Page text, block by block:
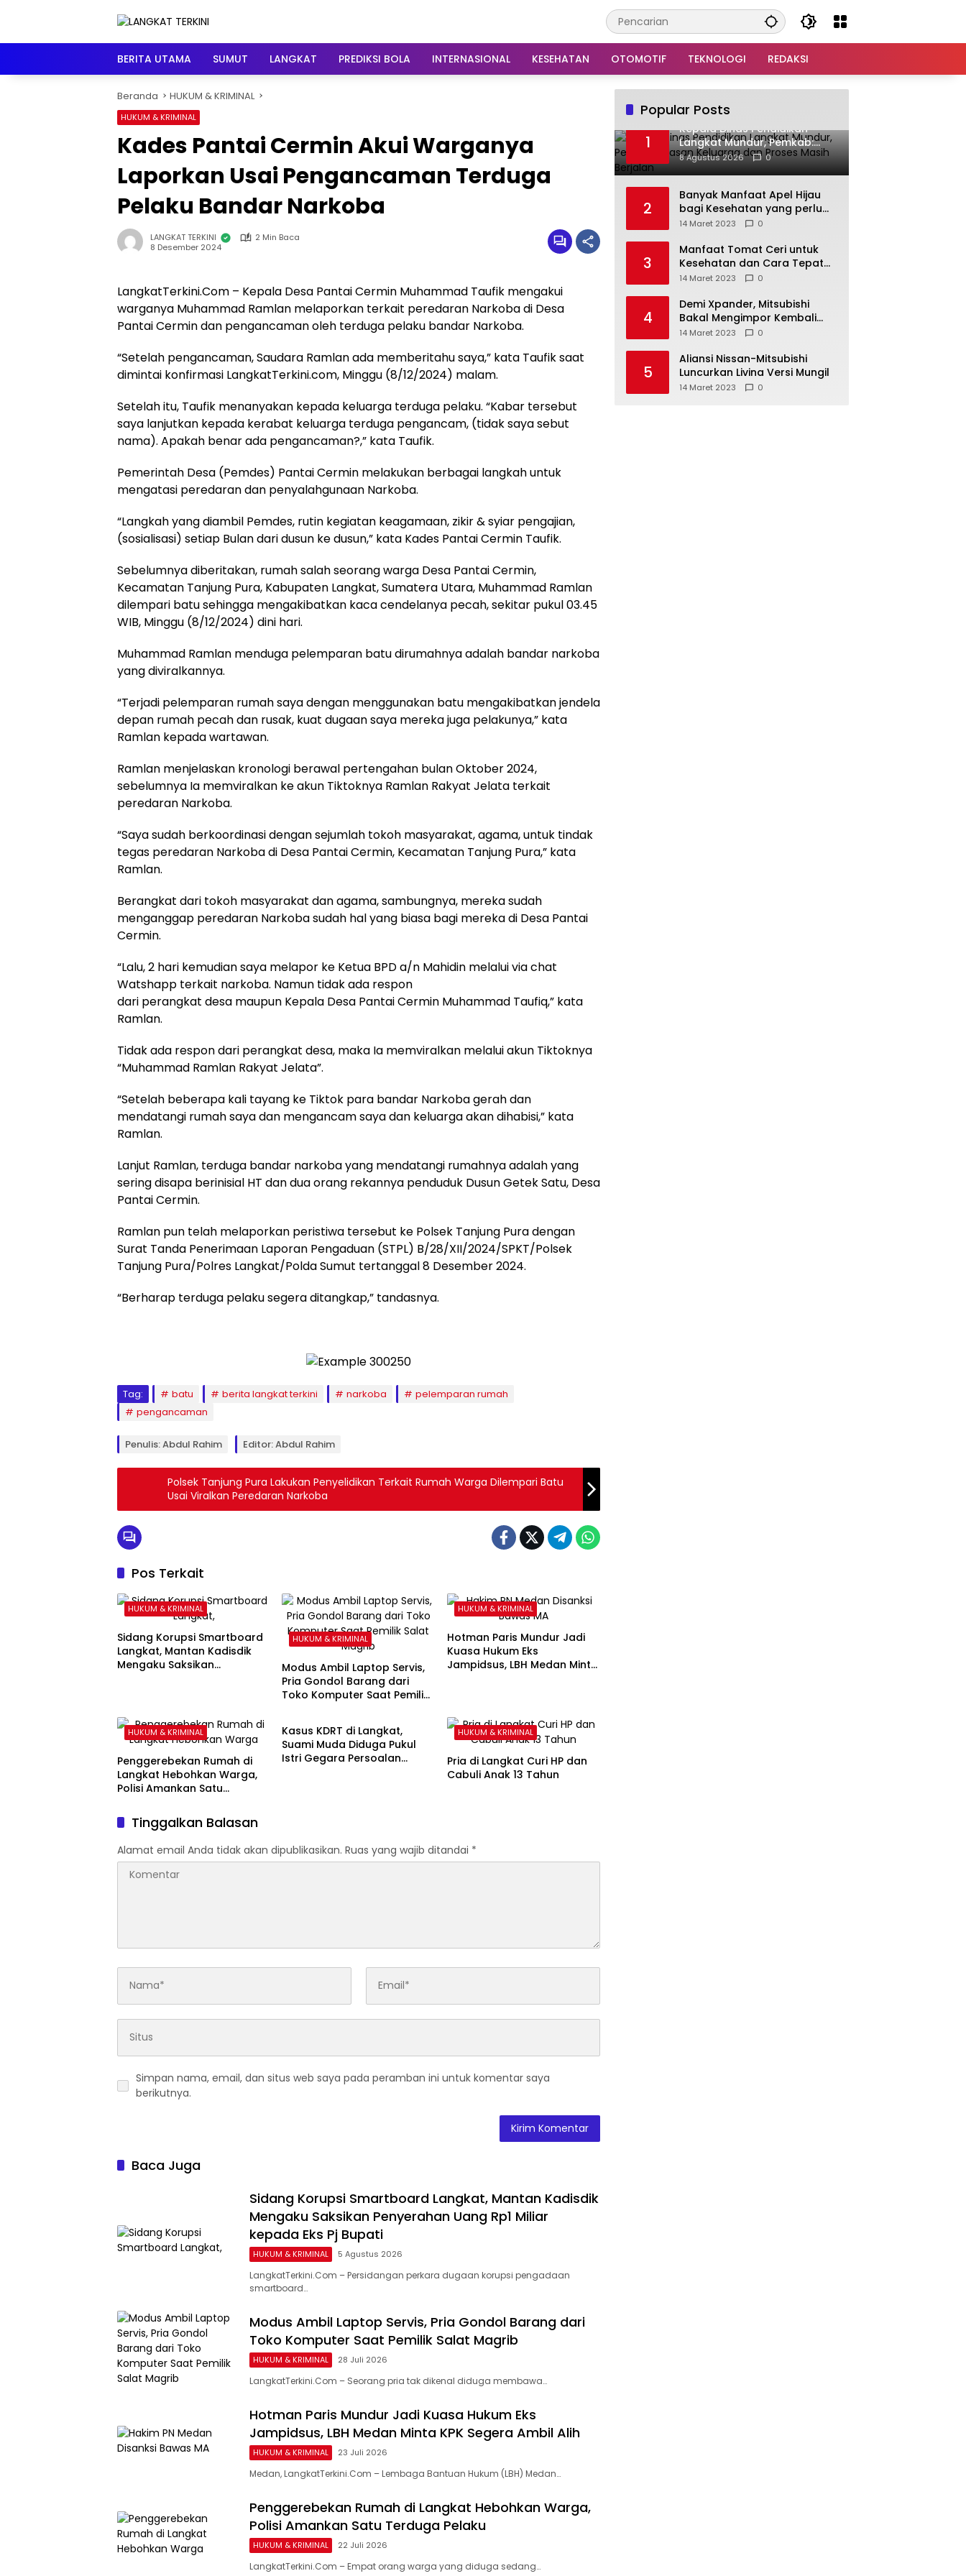
BERITA UTAMA
SUMUT LANGKAT PREDIKSI BOLA INTERNASIONAL KESEHATAN OTOMOTIF TEKNOLOGI REDAKSI
Beranda HUKUM & KRIMINAL
HUKUM & KRIMINAL
Kades Pantai Cermin Akui Warganya
Laporkan Usai Pengancaman Terduga
Pelaku Bandar Narkoba
LANGKAT TERKINI
2 Min Baca
8 Desember 2024
LangkatTerkini.Com – Kepala Desa Pantai Cermin Muhammad Taufik mengakui
warganya Muhammad Ramlan melaporkan terkait peredaran Narkoba di Desa
Pantai Cermin dan pengancaman oleh terduga pelaku bandar Narkoba.
“Setelah pengancaman, Saudara Ramlan ada memberitahu saya,” kata Taufik saat
dimintai konfirmasi LangkatTerkini.com, Minggu (8/12/2024) malam.
Setelah itu, Taufik menanyakan kepada keluarga terduga pelaku. “Kabar tersebut
saya lanjutkan kepada kerabat keluarga terduga pengancam, (tidak saya sebut
nama). Apakah benar ada pengancaman?,” kata Taufik.
Pemerintah Desa (Pemdes) Pantai Cermin melakukan berbagai langkah untuk
mengatasi peredaran dan penyalahgunaan Narkoba.
“Langkah yang diambil Pemdes, rutin kegiatan keagamaan, zikir & syiar pengajian,
(sosialisasi) setiap Bulan dari dusun ke dusun,” kata Kades Pantai Cermin Taufik.
Sebelumnya diberitakan, rumah salah seorang warga Desa Pantai Cermin,
Kecamatan Tanjung Pura, Kabupaten Langkat, Sumatera Utara, Muhammad Ramlan
dilempari batu sehingga mengakibatkan kaca cendelanya pecah, sekitar pukul 03.45
WIB, Minggu (8/12/2024) dini hari.
Muhammad Ramlan menduga pelemparan batu dirumahnya adalah bandar narkoba
yang diviralkannya.
“Terjadi pelemparan rumah saya dengan menggunakan batu mengakibatkan jendela
depan rumah pecah dan rusak, kuat dugaan saya mereka juga pelakunya,” kata
Ramlan kepada wartawan.
Ramlan menjelaskan kronologi berawal pertengahan bulan Oktober 2024,
sebelumnya Ia memviralkan ke akun Tiktoknya Ramlan Rakyat Jelata terkait
peredaran Narkoba.
“Saya sudah berkoordinasi dengan sejumlah tokoh masyarakat, agama, untuk tindak
tegas peredaran Narkoba di Desa Pantai Cermin, Kecamatan Tanjung Pura,” kata
Ramlan.
Berangkat dari tokoh masyarakat dan agama, sambungnya, mereka sudah
menganggap peredaran Narkoba sudah hal yang biasa bagi mereka di Desa Pantai
Cermin.
“Lalu, 2 hari kemudian saya melapor ke Ketua BPD a/n Mahidin melalui via chat
Watshapp terkait narkoba. Namun tidak ada respon
dari perangkat desa maupun Kepala Desa Pantai Cermin Muhammad Taufiq,” kata
Ramlan.
Tidak ada respon dari perangkat desa, maka Ia memviralkan melalui akun Tiktoknya
“Muhammad Ramlan Rakyat Jelata”.
“Setelah beberapa kali tayang ke Tiktok para bandar Narkoba gerah dan
mendatangi rumah saya dan mengancam saya dan keluarga akan dihabisi,” kata
Ramlan.
Lanjut Ramlan, terduga bandar narkoba yang mendatangi rumahnya adalah yang
sering disapa berinisial HT dan dua orang rekannya penduduk Dusun Getek Satu, Desa
Pantai Cermin.
Ramlan pun telah melaporkan peristiwa tersebut ke Polsek Tanjung Pura dengan
Surat Tanda Penerimaan Laporan Pengaduan (STPL) B/28/XII/2024/SPKT/Polsek
Tanjung Pura/Polres Langkat/Polda Sumut tertanggal 8 Desember 2024.
“Berharap terduga pelaku segera ditangkap,” tandasnya.
Tag: batu berita langkat terkini narkoba
pelemparan rumah
pengancaman
Penulis: Abdul Rahim Editor: Abdul Rahim
Polsek Tanjung Pura Lakukan Penyelidikan Terkait Rumah Warga Dilempari Batu
Usai Viralkan Peredaran Narkoba
Pos Terkait
HUKUM & KRIMINAL
Sidang Korupsi Smartboard
Langkat, Mantan Kadisdik
Mengaku Saksikan
HUKUM & KRIMINAL
Modus Ambil Laptop Servis,
Pria Gondol Barang dari
Toko Komputer Saat Pemilik
HUKUM & KRIMINAL
Hotman Paris Mundur Jadi
Kuasa Hukum Eks
Jampidsus, LBH Medan Minta
HUKUM & KRIMINAL
Penggerebekan Rumah di
Langkat Hebohkan Warga,
Polisi Amankan Satu
HUKUM & KRIMINAL
Kasus KDRT di Langkat,
Suami Muda Diduga Pukul
Istri Gegara Persoalan
HUKUM & KRIMINAL
Pria di Langkat Curi HP dan
Cabuli Anak 13 Tahun
Tinggalkan Balasan
Alamat email Anda tidak akan dipublikasikan. Ruas yang wajib ditandai *
Simpan nama, email, dan situs web saya pada peramban ini untuk komentar saya
berikutnya.
Baca Juga
Sidang Korupsi Smartboard Langkat, Mantan Kadisdik
Mengaku Saksikan Penyerahan Uang Rp1 Miliar
kepada Eks Pj Bupati
HUKUM & KRIMINAL 5 Agustus 2026
LangkatTerkini.Com – Persidangan perkara dugaan korupsi pengadaan
smartboard…
Modus Ambil Laptop Servis, Pria Gondol Barang dari
Toko Komputer Saat Pemilik Salat Magrib
HUKUM & KRIMINAL 28 Juli 2026
LangkatTerkini.Com – Seorang pria tak dikenal diduga membawa…
Hotman Paris Mundur Jadi Kuasa Hukum Eks
Jampidsus, LBH Medan Minta KPK Segera Ambil Alih
HUKUM & KRIMINAL 23 Juli 2026
Medan, LangkatTerkini.Com – Lembaga Bantuan Hukum (LBH) Medan…
Penggerebekan Rumah di Langkat Hebohkan Warga,
Polisi Amankan Satu Terduga Pelaku
HUKUM & KRIMINAL 22 Juli 2026
LangkatTerkini.Com – Empat orang warga yang diduga sedang…
Popular Posts
1
Kepala Dinas Pendidikan
Langkat Mundur, Pemkab:
Alasan Keluarga dan Proses
Masih Berjalan
8 Agustus 2026 0
2
Banyak Manfaat Apel Hijau
bagi Kesehatan yang perlu
Anda ketahui
14 Maret 2023 0
3
Manfaat Tomat Ceri untuk
Kesehatan dan Cara Tepat
Mengonsumsinya
14 Maret 2023 0
4
Demi Xpander, Mitsubishi
Bakal Mengimpor Kembali
Pajero Sport
14 Maret 2023 0
5
Aliansi Nissan-Mitsubishi
Luncurkan Livina Versi Mungil
14 Maret 2023 0